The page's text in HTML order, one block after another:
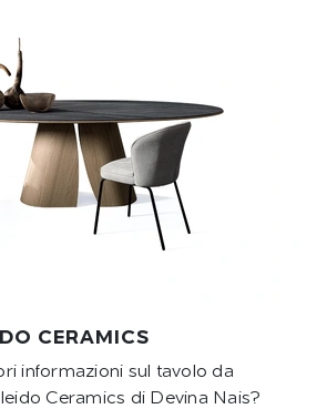
CERAMICS
informazioni sul tavolo da
Ceramics di Devina Nais?